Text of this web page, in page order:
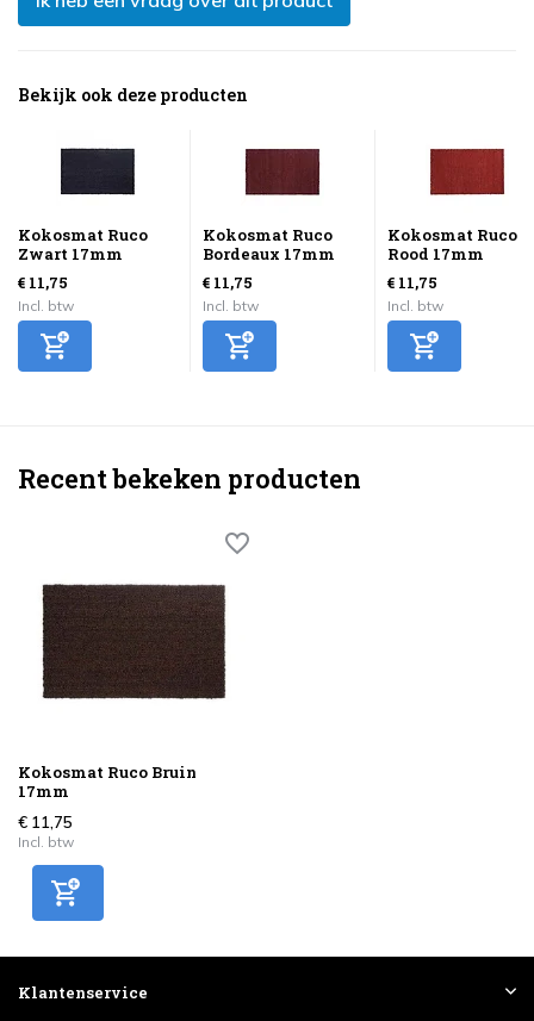
Bekijk ook deze producten
Kokosmat Ruco
Zwart 17mm
€ 11,75
Incl. btw
Kokosmat Ruco
Bordeaux 17mm
€ 11,75
Incl. btw
Kokosmat Ruco
Rood 17mm
€ 11,75
Incl. btw
Recent bekeken producten
Kokosmat Ruco Bruin
17mm
€ 11,75
Incl. btw
Klantenservice